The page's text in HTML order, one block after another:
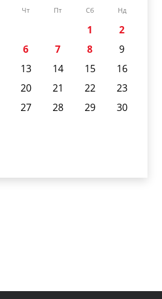
Чт Пт Сб Нд
1
2
6 7 8
9
13 14 15
16
20 21 22
23
27 28 29
30